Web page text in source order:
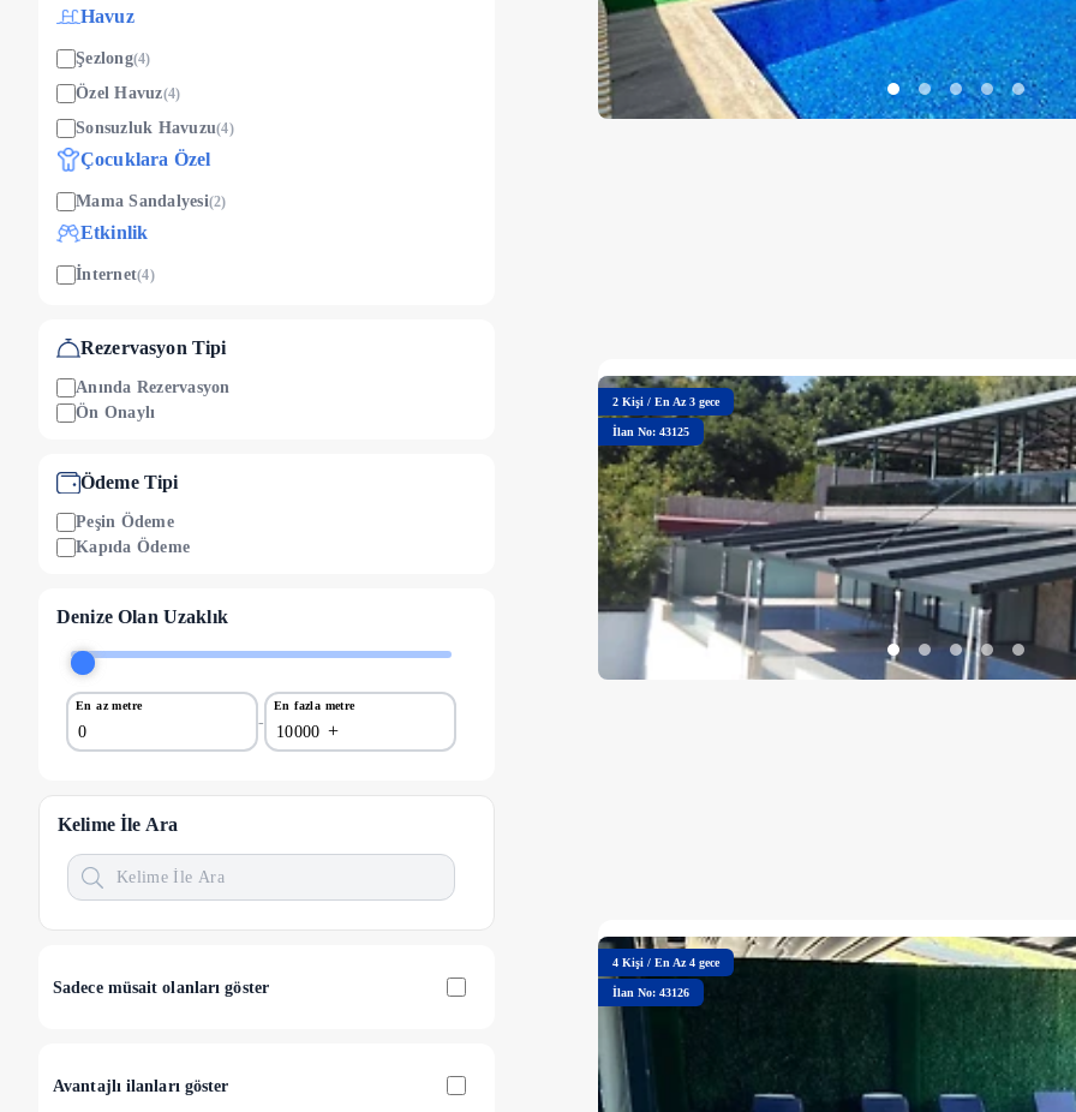
Havuz
Şezlong(4)
Özel Havuz(4)
Sonsuzluk Havuzu(4)
Çocuklara Özel
Mama Sandalyesi(2)
Etkinlik
İnternet(4)
TV(4)
Bahçe(4)
Ütü & Ütü Masası
Otopark(4)
Elektrik Süpürgesi
Doğa Manzaralı
Isıtma / Soğutma
Klima
Çamaşır Makinesi
Mutfak
Tost Makinesi(4)
Fırın(4)
Rezervasyon Tipi
Anında Rezervasyon
Ön Onaylı
Ödeme Tipi
Peşin Ödeme
Kapıda Ödeme
Denize Olan Uzaklık
En az metre
-
En fazla metre
+
Kelime İle Ara
Sadece müsait olanları göster
Avantajlı ilanları göster
2 Kişi / En Az 3 gece
İlan No: 43125
4 Kişi / En Az 4 gece
İlan No: 43126